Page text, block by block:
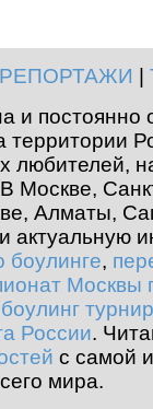
РЕПОРТАЖИ
и постоянно
территории
любителей,
Москве,
Алматы,
боулинге,
Москвы
боулинг
России.
с самой
мира.